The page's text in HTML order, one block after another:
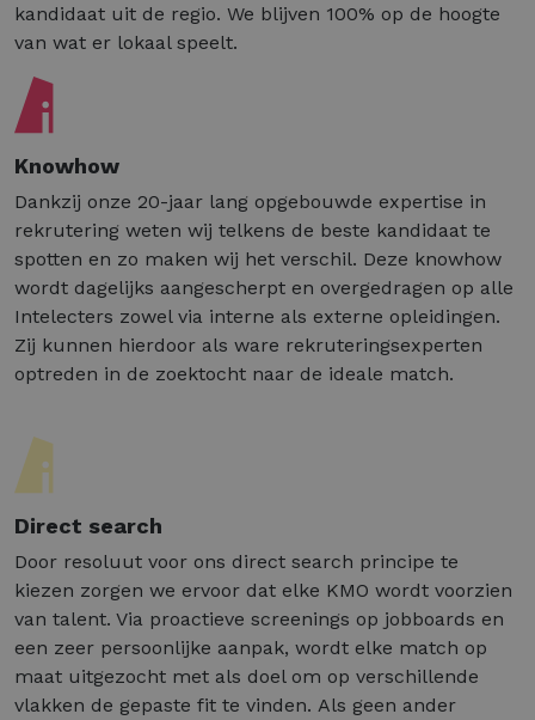
kandidaat uit de regio. We blijven 100% op de hoogte
van wat er lokaal speelt.
Knowhow
Dankzij onze 20-jaar lang opgebouwde expertise in
rekrutering weten wij telkens de beste kandidaat te
spotten en zo maken wij het verschil. Deze knowhow
wordt dagelijks aangescherpt en overgedragen op alle
Intelecters zowel via interne als externe opleidingen.
Zij kunnen hierdoor als ware rekruteringsexperten
optreden in de zoektocht naar de ideale match.
Direct search
Door resoluut voor ons direct search principe te
kiezen zorgen we ervoor dat elke KMO wordt voorzien
van talent. Via proactieve screenings op jobboards en
een zeer persoonlijke aanpak, wordt elke match op
maat uitgezocht met als doel om op verschillende
vlakken de gepaste fit te vinden. Als geen ander